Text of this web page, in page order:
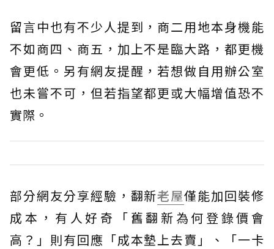
留言中也有不少人提到，商二用地本身機能
不如商四、商五，加上不是臨大路，都更機
會更低。另有網友提醒，若想做自用辦公室
也未嘗不可，但若指望都更或大幅增值恐不
實際。
部分網友分享經驗，翻新老屋僅能加回裝修
成本，有人好奇「舊翻新為何登錄價會
高？」則有回應「成本墊上去賣」、「一卡